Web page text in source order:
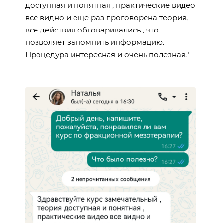
доступная и понятная , практические видео
все видно и еще раз проговорена теория,
все действия обговаривались , что
позволяет запомнить информацию.
Процедура интересная и очень полезная."